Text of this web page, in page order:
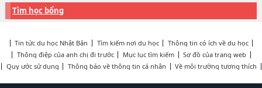
Tìm học bổng
Tin tức du học Nhật Bản Tìm kiếm nơi du học
Thông tin có ích về du học
Thông điệp của anh chị đi trước
Mục lục tìm kiếm
Sơ đồ của trang web
Quy ước sử dụng
Thông báo về thông tin cá nhân Về môi trường tương thích